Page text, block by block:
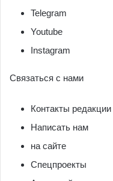
Telegram
Youtube
Instagram
Связаться с нами
Контакты редакции
Написать нам
на сайте
Спецпроекты